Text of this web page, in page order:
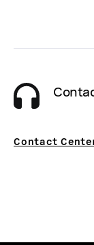
Contact